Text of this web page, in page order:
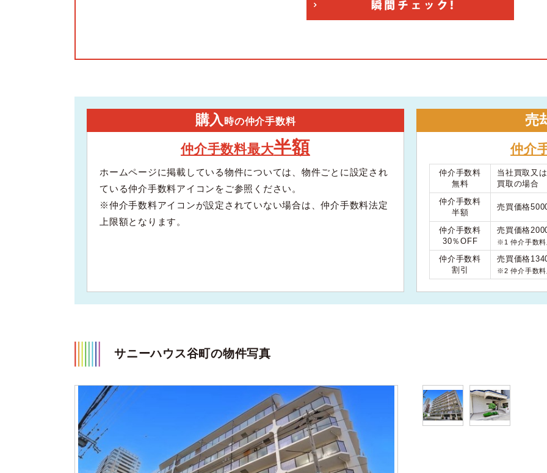
購入 時の仲介手数料
仲介手数料最大半額
ホームページに掲載している物件については、物件ごとに設定され
ている仲介手数料アイコンをご参照ください。
※仲介手数料アイコンが設定されていない場合は、仲介手数料法定
上限額となります。
売
仲介
仲介手数料
無料
当社買取又
買取の場合
仲介手数料
半額
売買価格
仲介手数料
30％OFF
売買価格
※1 仲介手数料
仲介手数料
割引
売買価格
※2 仲介手数料
サニーハウス谷町の物件写真